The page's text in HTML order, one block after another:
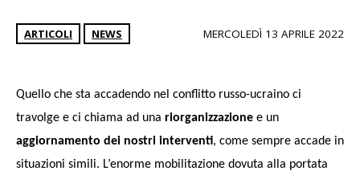
ARTICOLI NEWS MERCOLEDÌ 13 APRILE 2022
Quello che sta accadendo nel conflitto russo-ucraino ci
travolge e ci chiama ad una riorganizzazione e un
aggiornamento dei nostri interventi, come sempre accade in
situazioni simili. L’enorme mobilitazione dovuta alla portata